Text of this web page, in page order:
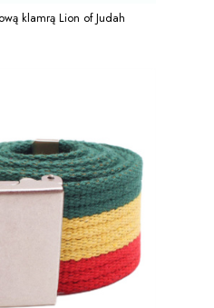
klamrą Lion of Judah